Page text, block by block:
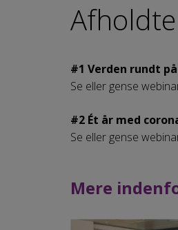
#1 Verden rundt
Se eller gense
#2 Ét år med
Se eller gense we
Mere